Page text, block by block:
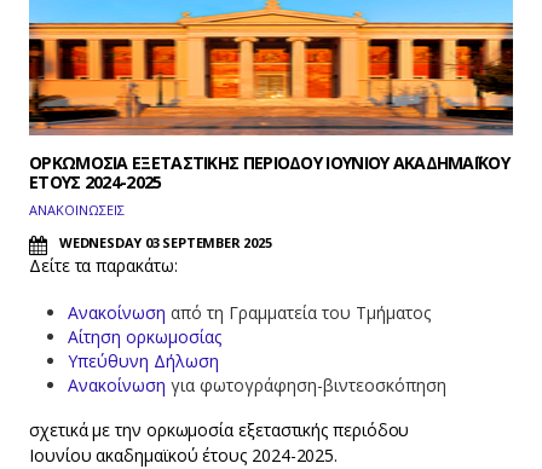
ΟΡΚΩΜΟΣΙΑ ΕΞΕΤΑΣΤΙΚΗΣ ΠΕΡΙΟΔΟΥ ΙΟΥΝΙΟΥ ΑΚΑΔΗΜΑΪΚΟΥ
ΕΤΟΥΣ 2024-2025
ΑΝΑΚΟΙΝΩΣΕΙΣ
WEDNESDAY 03 SEPTEMBER 2025
Δείτε τα παρακάτω:
Ανακοίνωση από τη Γραμματεία του Τμήματος
Αίτηση ορκωμοσίας
Υπεύθυνη Δήλωση
Ανακοίνωση για φωτογράφηση-βιντεοσκόπηση
σχετικά με την ορκωμοσία εξεταστικής περιόδου
Ιουνίου ακαδημαϊκού έτους 2024-2025.